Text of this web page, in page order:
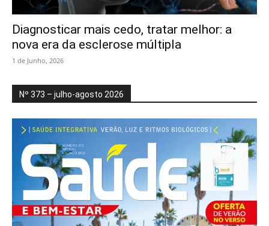
Diagnosticar mais cedo, tratar melhor: a
nova era da esclerose múltipla
1 de Junho, 2026
Nº 373 – julho-agosto 2026